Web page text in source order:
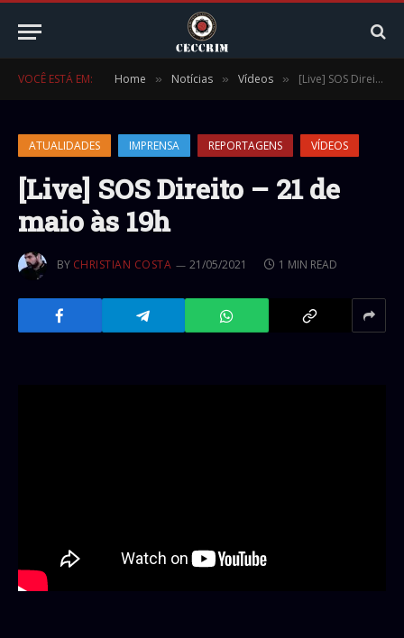
VOCÊ ESTÁ EM: Home » Notícias » Vídeos » [Live] SOS Direito – 21 de maio às 19h
ATUALIDADES IMPRENSA REPORTAGENS VÍDEOS
[Live] SOS Direito – 21 de
maio às 19h
BY CHRISTIAN COSTA 21/05/2021 1 MIN READ